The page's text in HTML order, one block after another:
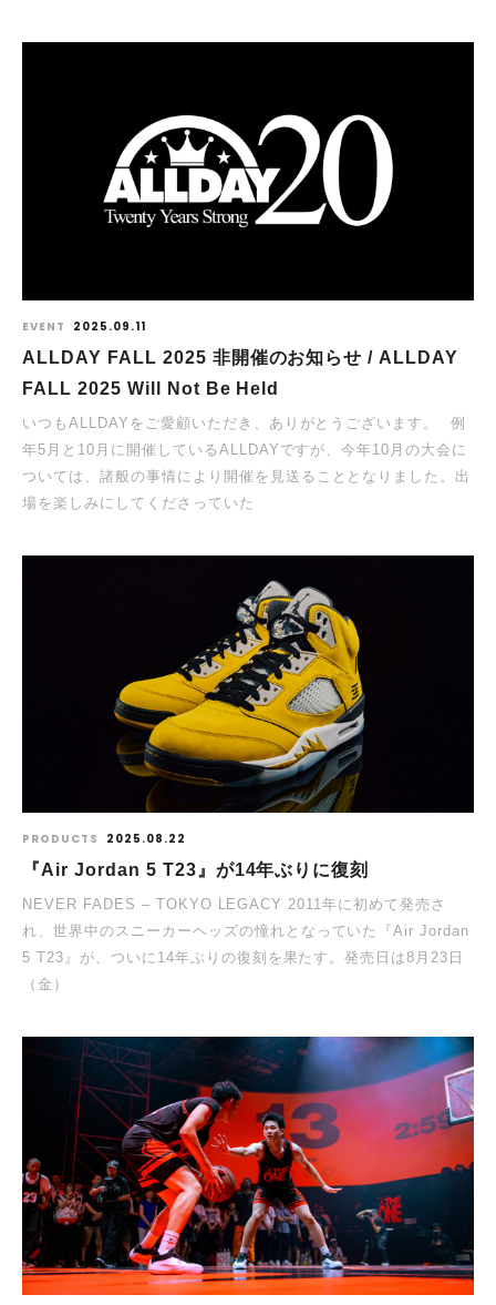
EVENT 2025.09.11
ALLDAY FALL 2025 非開催のお知らせ / ALLDAY
FALL 2025 Will Not Be Held
いつもALLDAYをご愛顧いただき、ありがとうございます。 ⁡ 例
年5月と10月に開催しているALLDAYですが、今年10月の大会に
ついては、諸般の事情により開催を見送ることとなりました。出
場を楽しみにしてくださっていた
PRODUCTS 2025.08.22
『Air Jordan 5 T23』が14年ぶりに復刻
NEVER FADES – TOKYO LEGACY 2011年に初めて発売さ
れ、世界中のスニーカーヘッズの憧れとなっていた『Air Jordan
5 T23』が、ついに14年ぶりの復刻を果たす。発売日は8月23日
（金）